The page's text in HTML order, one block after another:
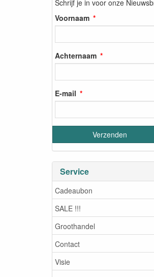
Schrijf je in voor onze
Voornaam
Achternaam
E-mail
Service
Cadeaubon
SALE !!!
Groothandel
Contact
Visie